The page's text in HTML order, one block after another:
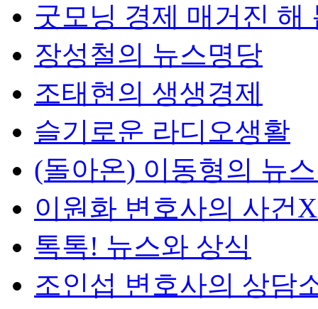
굿모닝 경제 매거진 해
장성철의 뉴스명당
조태현의 생생경제
슬기로운 라디오생활
(돌아온) 이동형의 뉴
이원화 변호사의 사건
톡톡! 뉴스와 상식
조인섭 변호사의 상담